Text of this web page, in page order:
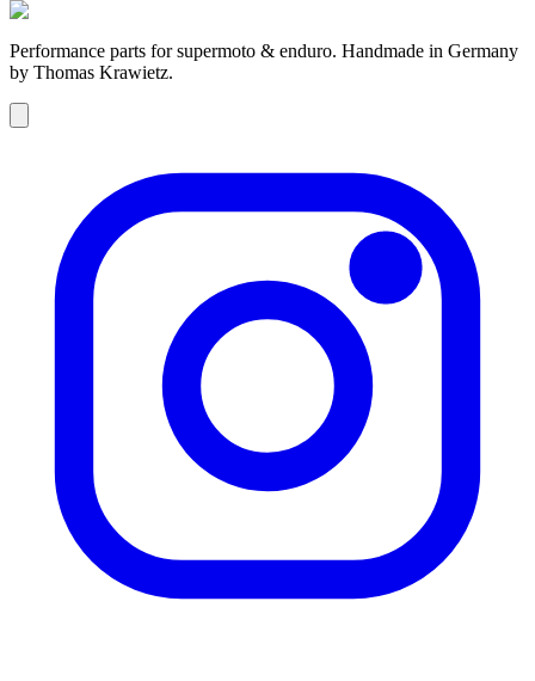
Performance parts for supermoto & enduro. Handmade in Germany
by Thomas Krawietz.